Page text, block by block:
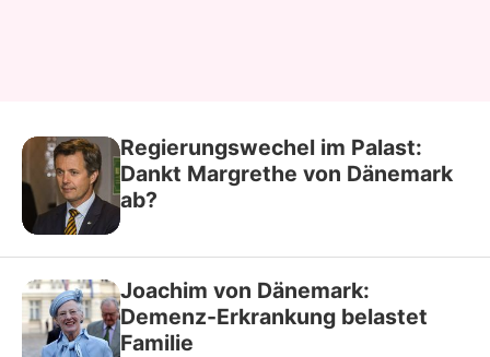
Regierungswechel im Palast:
Dankt Margrethe von Dänemark
ab?
Joachim von Dänemark:
Demenz-Erkrankung belastet
Familie